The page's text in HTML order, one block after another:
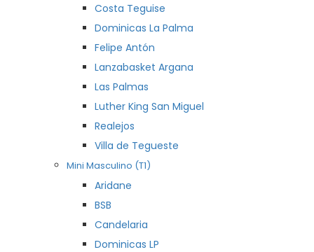
Costa Teguise
Dominicas La Palma
Felipe Antón
Lanzabasket Argana
Las Palmas
Luther King San Miguel
Realejos
Villa de Tegueste
Mini Masculino (T1)
Aridane
BSB
Candelaria
Dominicas LP